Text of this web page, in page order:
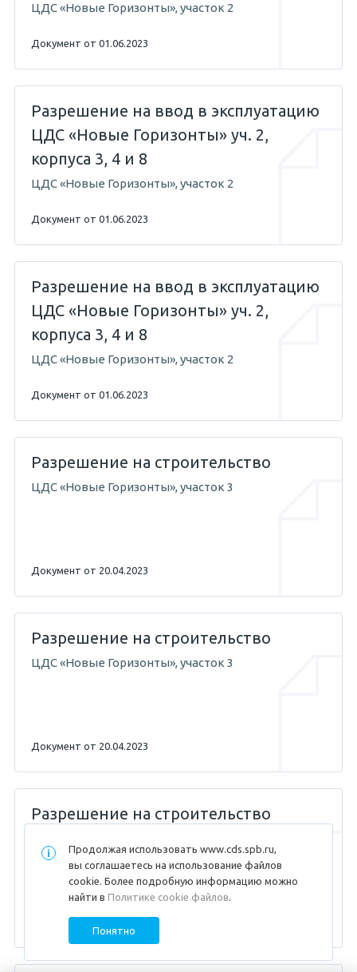
ЦДС «Новые Горизонты», участок 2
Документ от 01.06.2023
Разрешение на ввод в эксплуатацию
ЦДС «Новые Горизонты» уч. 2,
корпуса 3, 4 и 8
ЦДС «Новые Горизонты», участок 2
Документ от 01.06.2023
Разрешение на ввод в эксплуатацию
ЦДС «Новые Горизонты» уч. 2,
корпуса 3, 4 и 8
ЦДС «Новые Горизонты», участок 2
Документ от 01.06.2023
Разрешение на строительство
ЦДС «Новые Горизонты», участок 3
Документ от 20.04.2023
Разрешение на строительство
ЦДС «Новые Горизонты», участок 3
Документ от 20.04.2023
Разрешение на строительство
Документ от 20.04.2023
Продолжая использовать www.cds.spb.ru,
вы соглашаетесь на использование файлов
cookie. Более подробную информацию можно
найти в Политике cookie файлов.
Понятно